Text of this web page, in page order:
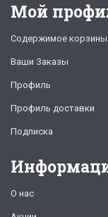
Мой
Содержимое корзины
Ваши Заказы
Профиль
Профиль доставки
Подписка
О нас